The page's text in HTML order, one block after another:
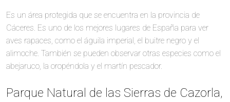
Es un área protegida que se encuentra en la provincia de
Cáceres. Es uno de los mejores lugares de España para ver
aves rapaces, como el águila imperial, el buitre negro y el
alimoche. También se pueden observar otras especies como el
abejaruco, la oropéndola y el martín pescador.
Parque Natural de las Sierras de Cazorla,